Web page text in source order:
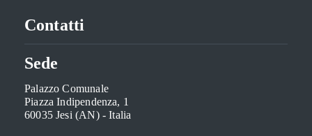
Contatti
Sede
Palazzo Comunale
Piazza Indipendenza, 1
60035 Jesi (AN) - Italia